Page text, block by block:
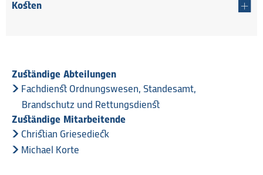
Kosten
Zuständige Abteilungen
Fachdienst Ordnungswesen, Standesamt,
Brandschutz und Rettungsdienst
Zuständige Mitarbeitende
Christian Griesedieck
Michael Korte